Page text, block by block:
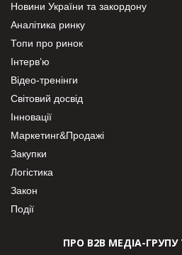
Новини України та закордону
Аналітика ринку
Топи про ринок
Інтерв’ю
Відео-тренінги
Світовий досвід
Інновації
Маркетинг&Продажі
Закупки
Логістика
Закон
Події
ПРО В2В МЕДІА-ГРУПУ